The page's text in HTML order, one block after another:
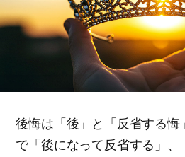
後悔は「後」と「反省する
で「後になって反省する」、